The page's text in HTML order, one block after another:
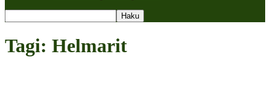
Tagi: Helmarit